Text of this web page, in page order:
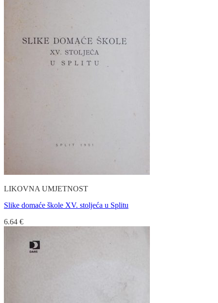
LIKOVNA UMJETNOST
Slike domaće škole XV. stoljeća u Splitu
6.64 €